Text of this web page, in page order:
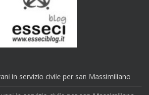
in servizio civile per san Massimiliano